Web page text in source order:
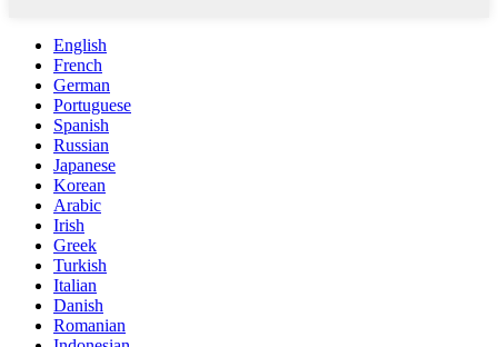
English
French
German
Portuguese
Spanish
Russian
Japanese
Korean
Arabic
Irish
Greek
Turkish
Italian
Danish
Romanian